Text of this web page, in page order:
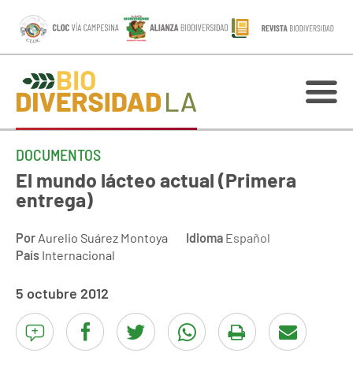
DOCUMENTOS
El mundo lácteo actual (Primera
entrega)
Por Aurelio Suárez Montoya Idioma Español
País Internacional
5 octubre 2012